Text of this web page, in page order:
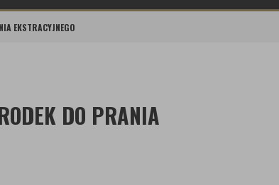
EKSTRACYJNEGO
DO PRANIA